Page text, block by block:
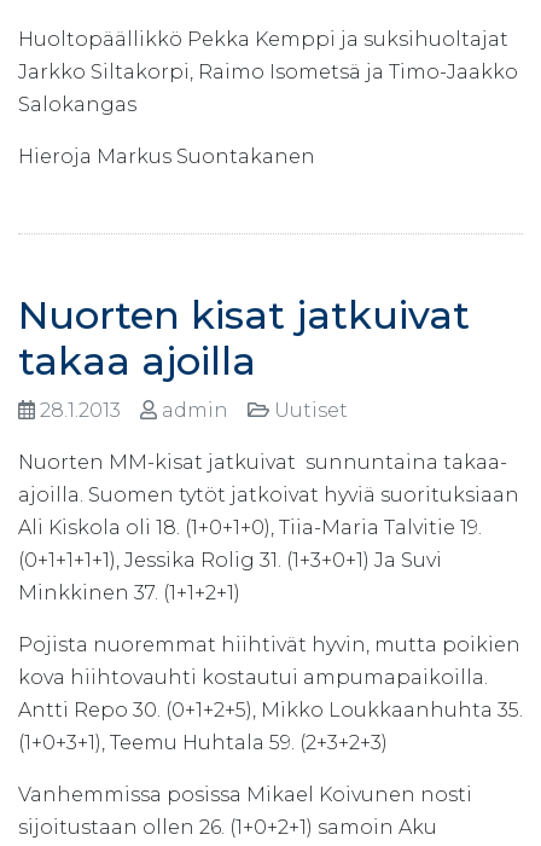
Huoltopäällikkö Pekka Kemppi ja suksihuoltajat
Jarkko Siltakorpi, Raimo Isometsä ja Timo-Jaakko
Salokangas
Hieroja Markus Suontakanen
Nuorten kisat jatkuivat
takaa ajoilla
28.1.2013 admin Uutiset
Nuorten MM-kisat jatkuivat sunnuntaina takaa-
ajoilla. Suomen tytöt jatkoivat hyviä suorituksiaan
Ali Kiskola oli 18. (1+0+1+0), Tiia-Maria Talvitie 19.
(0+1+1+1+1), Jessika Rolig 31. (1+3+0+1) Ja Suvi
Minkkinen 37. (1+1+2+1)
Pojista nuoremmat hiihtivät hyvin, mutta poikien
kova hiihtovauhti kostautui ampumapaikoilla.
Antti Repo 30. (0+1+2+5), Mikko Loukkaanhuhta 35.
(1+0+3+1), Teemu Huhtala 59. (2+3+2+3)
Vanhemmissa posissa Mikael Koivunen nosti
sijoitustaan ollen 26. (1+0+2+1) samoin Aku